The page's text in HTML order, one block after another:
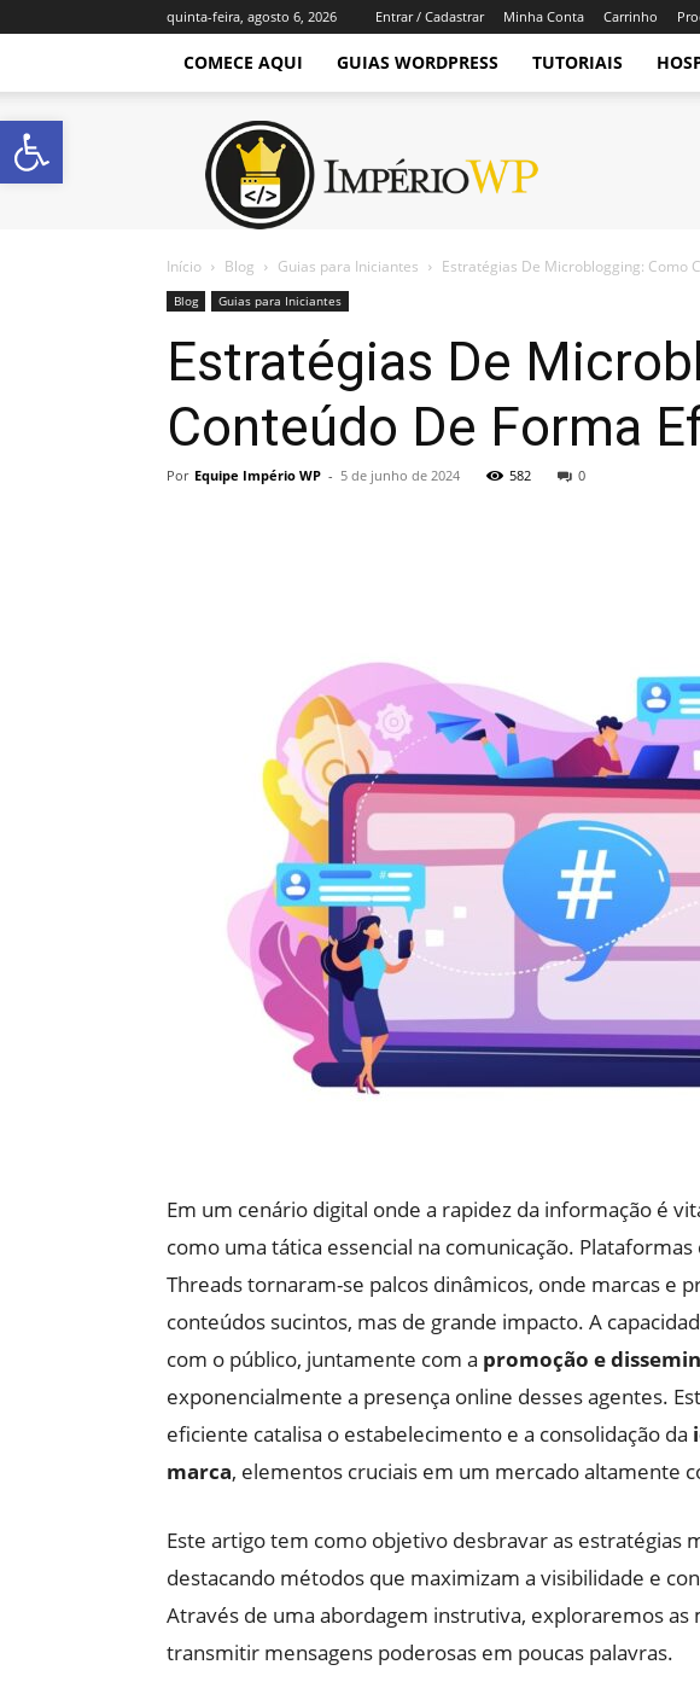
quinta-feira, agosto 6, 2026 Entrar / Cadastrar Minha Conta Carrinho
COMECE AQUI GUIAS WORDPRESS TUTORIAIS
Império
WordPress
Início Blog Guias para Iniciantes Estratégias De Microblogging: Como
Blog Guias para Iniciantes
Estratégias De
Conteúdo De Forma
Por Equipe Império WP - 5 de junho de 2024 582 0
Em um cenário digital onde a rapidez da informação é
como uma tática essencial na comunicação.
Threads tornaram-se palcos dinâmicos, onde marcas e
conteúdos sucintos, mas de grande impacto. A
com o público, juntamente com a promoção e
exponencialmente a presença online desses agentes.
eficiente catalisa o estabelecimento e a consolidação da
marca, elementos cruciais em um mercado altamente
Este artigo tem como objetivo desbravar as estratégias
destacando métodos que maximizam a visibilidade e
Através de uma abordagem instrutiva, exploraremos as
transmitir mensagens poderosas em poucas palavras.
Abrir a barra de ferramentas